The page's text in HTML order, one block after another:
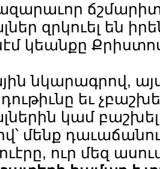
զրկուել են
կեանքը
նկարագրով,
եւ
կամ
մենք
ուր մեզ ասում